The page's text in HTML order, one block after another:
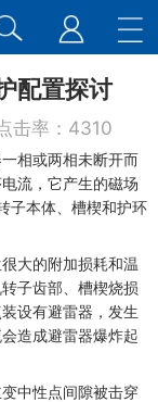
配置探讨
击率： 4310
相或两相未断开而
流，它产生的磁场
子本体、槽楔和护环
大的附加损耗和温
子齿部、槽楔烧损
设有避雷器，发生
造成避雷器爆炸起
中性点间隙被击穿